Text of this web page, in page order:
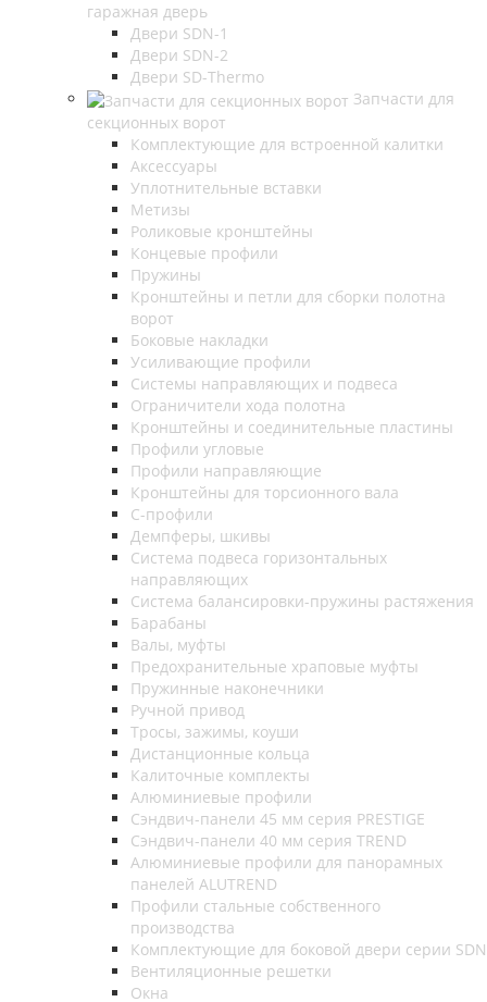
гаражная дверь
Двери SDN-1
Двери SDN-2
Двери SD-Thermo
Запчасти для
секционных ворот
Комплектующие для встроенной калитки
Аксессуары
Уплотнительные вставки
Метизы
Роликовые кронштейны
Концевые профили
Пружины
Кронштейны и петли для сборки полотна
ворот
Боковые накладки
Усиливающие профили
Системы направляющих и подвеса
Ограничители хода полотна
Кронштейны и соединительные пластины
Профили угловые
Профили направляющие
Кронштейны для торсионного вала
С-профили
Демпферы, шкивы
Система подвеса горизонтальных
направляющих
Система балансировки-пружины растяжения
Барабаны
Валы, муфты
Предохранительные храповые муфты
Пружинные наконечники
Ручной привод
Тросы, зажимы, коуши
Дистанционные кольца
Калиточные комплекты
Алюминиевые профили
Сэндвич-панели 45 мм серия PRESTIGE
Сэндвич-панели 40 мм серия TREND
Алюминиевые профили для панорамных
панелей ALUTREND
Профили стальные собственного
производства
Комплектующие для боковой двери серии SDN
Вентиляционные решетки
Окна